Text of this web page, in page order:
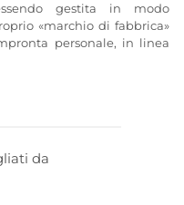
gestita in modo
«marchio di fabbrica»
personale, in linea
biologica dal
qualità della grande
da